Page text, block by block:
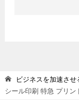
ビジネスを加速させ
シール印刷 特急 プリン